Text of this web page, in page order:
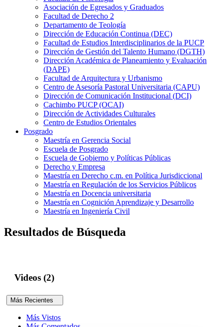
Asociación de Egresados y Graduados
Facultad de Derecho 2
Departamento de Teología
Dirección de Educación Continua (DEC)
Facultad de Estudios Interdisciplinarios de la PUCP
Dirección de Gestión del Talento Humano (DGTH)
Dirección Académica de Planeamiento y Evaluación
(DAPE)
Facultad de Arquitectura y Urbanismo
Centro de Asesoría Pastoral Universitaria (CAPU)
Dirección de Comunicación Institucional (DCI)
Cachimbo PUCP (OCAI)
Dirección de Actividades Culturales
Centro de Estudios Orientales
Posgrado
Maestría en Gerencia Social
Escuela de Posgrado
Escuela de Gobierno y Políticas Públicas
Derecho y Empresa
Maestría en Derecho c.m. en Política Jurisdiccional
Maestría en Regulación de los Servicios Públicos
Maestría en Docencia universitaria
Maestría en Cognición Aprendizaje y Desarrollo
Maestría en Ingeniería Civil
Resultados de Búsqueda
Videos (2)
Más Recientes
Más Vistos